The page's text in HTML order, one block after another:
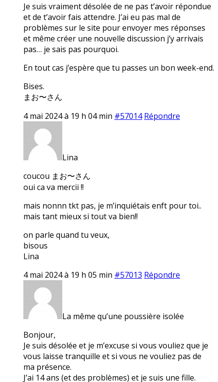
Je suis vraiment désolée de ne pas t’avoir répondue
et de t’avoir fais attendre. J’ai eu pas mal de
problèmes sur le site pour envoyer mes réponses
et même créer une nouvelle discussion j’y arrivais
pas… je sais pas pourquoi.
En tout cas j’espère que tu passes un bon week-end.
Bises.
まお〜さん
4 mai 2024 à 19 h 04 min #57014 Répondre
Lina
coucou まお〜さん
oui ca va mercii !!
mais nonnn tkt pas, je m’inquiétais enft pour toi..
mais tant mieux si tout va bien!!
on parle quand tu veux,
bisous
Lina
4 mai 2024 à 19 h 05 min #57013 Répondre
La même qu’une poussière isolée
Bonjour,
Je suis désolée et je m’excuse si vous vouliez que je
vous laisse tranquille et si vous ne vouliez pas de
ma présence.
J’ai 14 ans (et des problèmes) et je suis une fille.